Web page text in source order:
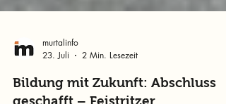
murtalinfo
23. Juli
2 Min. Lesezeit